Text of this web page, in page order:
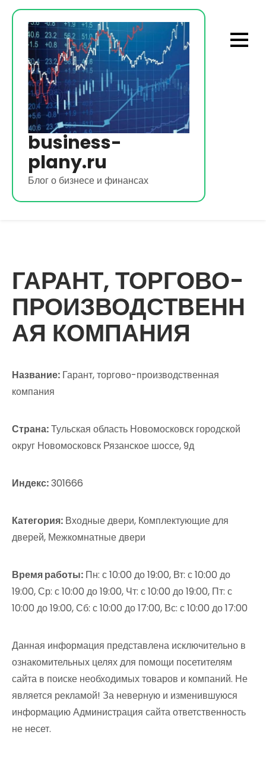
Перейти
содержимому
business-
plany.ru
Блог о бизнесе и финансах
ГАРАНТ, ТОРГОВО-
ПРОИЗВОДСТВЕНН
АЯ КОМПАНИЯ
Название: Гарант, торгово-производственная
компания
Страна:Тульская область Новомосковск городской
округ Новомосковск Рязанское шоссе, 9д
Индекс:301666
Категория: Входные двери, Комплектующие для
дверей, Межкомнатные двери
Время работы: Пн: с 10:00 до 19:00, Вт: с 10:00 до
19:00, Ср: с 10:00 до 19:00, Чт: с 10:00 до 19:00, Пт: с
10:00 до 19:00, Сб: с 10:00 до 17:00, Вс: с 10:00 до 17:00
Данная информация представлена исключительно в
ознакомительных целях для помощи посетителям
сайта в поиске необходимых товаров и компаний. Не
является рекламой! За неверную и изменившуюся
информацию Администрация сайта ответственность
не несет.